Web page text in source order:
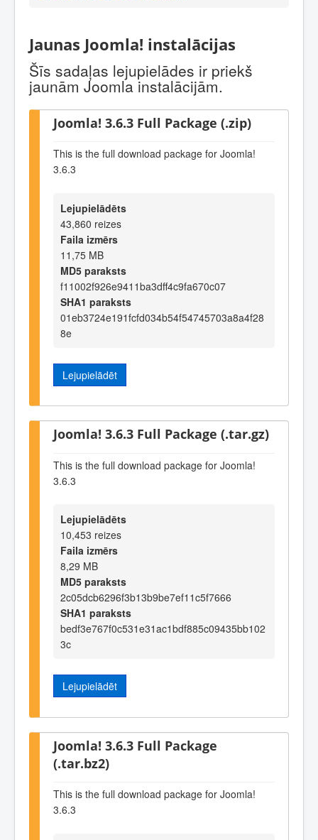
Jaunas Joomla! instalācijas
Šīs sadaļas lejupielādes ir priekš
jaunām Joomla instalācijām.
Joomla! 3.6.3 Full Package (.zip)
This is the full download package for Joomla!
3.6.3
Lejupielādēts
43,860 reizes
Faila izmērs
11,75 MB
MD5 paraksts
f11002f926e9411ba3dff4c9fa670c07
SHA1 paraksts
01eb3724e191fcfd034b54f54745703a8a4f28
8e
Lejupielādēt
Joomla! 3.6.3 Full Package (.tar.gz)
This is the full download package for Joomla!
3.6.3
Lejupielādēts
10,453 reizes
Faila izmērs
8,29 MB
MD5 paraksts
2c05dcb6296f3b13b9be7ef11c5f7666
SHA1 paraksts
bedf3e767f0c531e31ac1bdf885c09435bb102
3c
Lejupielādēt
Joomla! 3.6.3 Full Package
(.tar.bz2)
This is the full download package for Joomla!
3.6.3